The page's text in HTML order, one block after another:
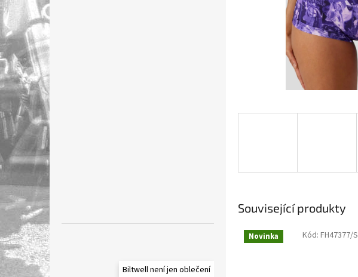
n
e
Biltwell není jen oblečení
Související produkty
Novinka Kód: FH47377/S